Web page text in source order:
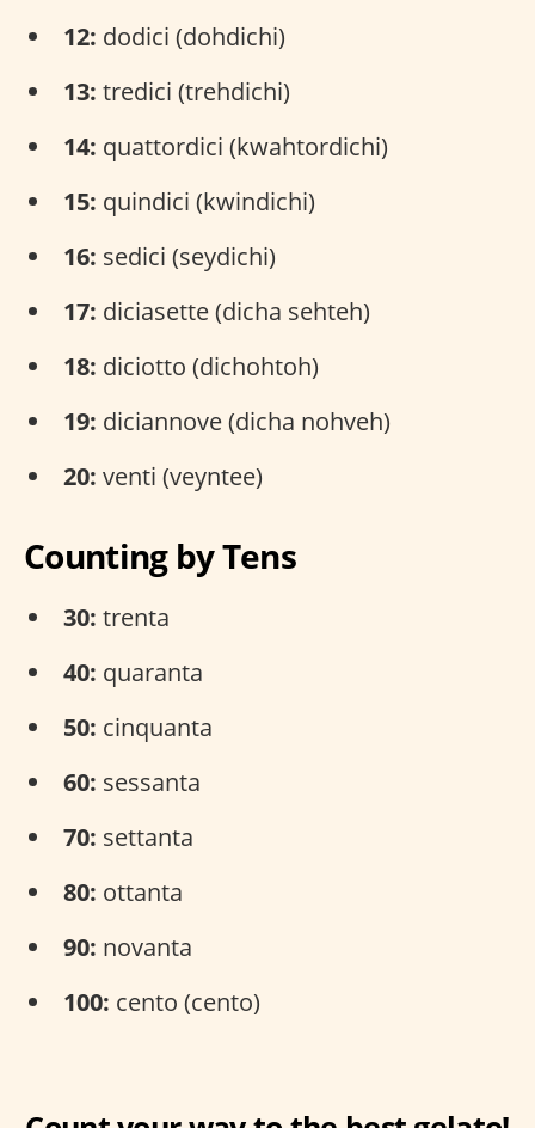
12: dodici (dohdichi)
13: tredici (trehdichi)
14: quattordici (kwahtordichi)
15: quindici (kwindichi)
16: sedici (seydichi)
17: diciasette (dicha sehteh)
18: diciotto (dichohtoh)
19: diciannove (dicha nohveh)
20: venti (veyntee)
Counting by Tens
30: trenta
40: quaranta
50: cinquanta
60: sessanta
70: settanta
80: ottanta
90: novanta
100: cento (cento)